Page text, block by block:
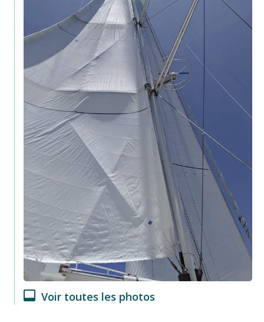
Voir toutes les photos